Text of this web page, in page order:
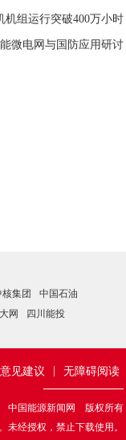
机组运行突破400万小时
微电网与国防应用研讨
核集团
中国石油
网 四川能投
无障碍阅读
意见建议
中国能源新闻网 版权所有
经授权，禁止下载使用。